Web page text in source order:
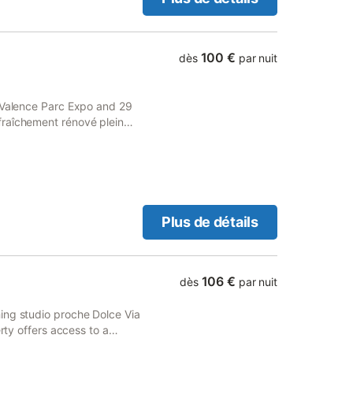
Parc Expo and 29
rénové plein
views.
dès 100 € par nuit
Plus de détails
studio proche Dolce Via
offers access to a
dès 106 € par nuit